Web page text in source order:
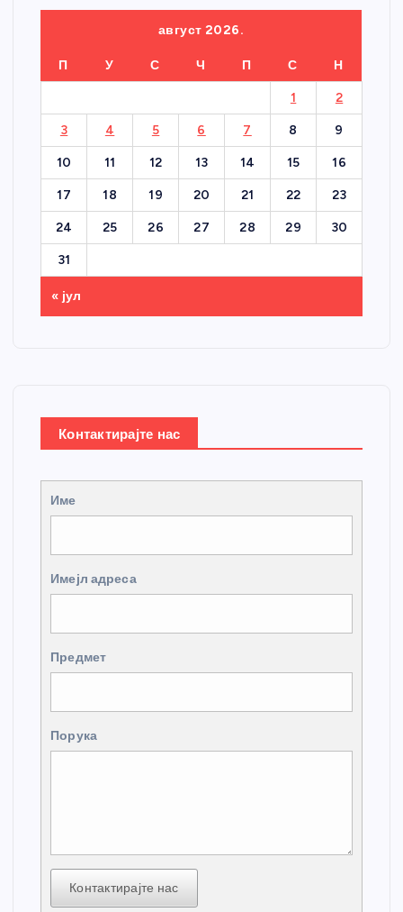
август 2026.
П У С Ч П С Н
1 2
3 4 5 6 7 8 9
10 11 12 13 14 15 16
17 18 19 20 21 22 23
24 25 26 27 28 29 30
31
« јул
Контактирајте нас
Име
Имејл адреса
Предмет
Порука
Контактирајте нас